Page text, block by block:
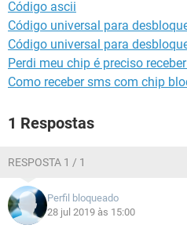
Código ascii
Código universal para
Código universal para
Perdi meu chip é preciso
Como receber sms com chip
1 Respostas
RESPOSTA 1 / 1
Perfil bloqueado
28 jul 2019 às 15:00